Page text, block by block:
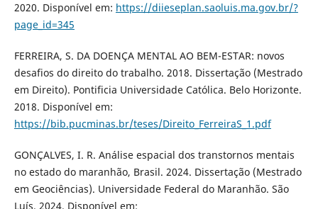
2020. Disponível em: https://diieseplan.saoluis.ma.gov.br/?
page_id=345
FERREIRA, S. DA DOENÇA MENTAL AO BEM-ESTAR: novos
desafios do direito do trabalho. 2018. Dissertação (Mestrado
em Direito). Pontificia Universidade Católica. Belo Horizonte.
2018. Disponível em:
https://bib.pucminas.br/teses/Direito_FerreiraS_1.pdf
GONÇALVES, I. R. Análise espacial dos transtornos mentais
no estado do maranhão, Brasil. 2024. Dissertação (Mestrado
em Geociências). Universidade Federal do Maranhão. São
Luís. 2024. Disponível em: